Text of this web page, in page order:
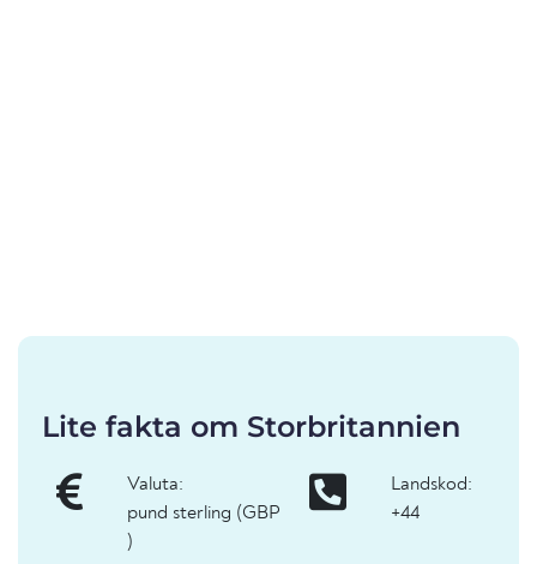
Lite fakta om Storbritannien
Valuta:
pund sterling (GBP
)
Landskod:
+44